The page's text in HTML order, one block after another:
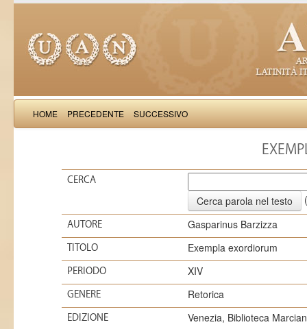
HOME PRECEDENTE SUCCESSIVO
CERCA
AUTORE Gasparinus Barzizza
TITOLO Exempla exordiorum
PERIODO XIV
GENERE Retorica
EDIZIONE Venezia, Biblioteca